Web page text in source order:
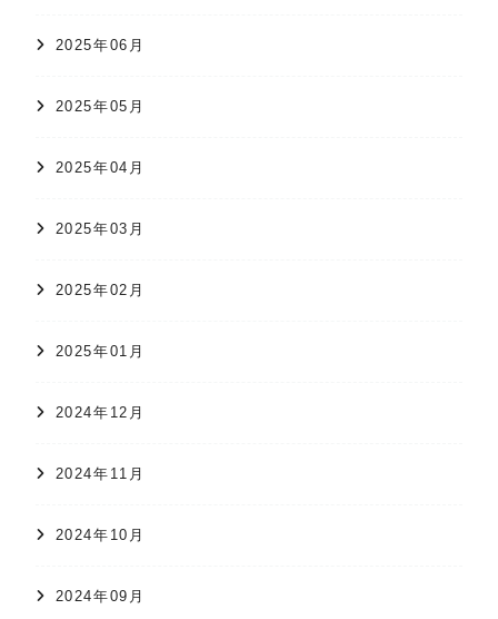
2025年06月
2025年05月
2025年04月
2025年03月
2025年02月
2025年01月
2024年12月
2024年11月
2024年10月
2024年09月